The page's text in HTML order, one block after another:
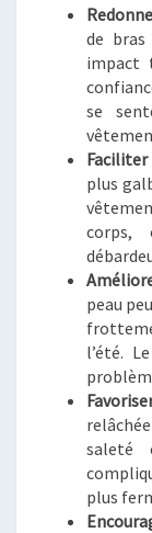
de
impact
se
plus
corps,
peau
l’été.
saleté
plus